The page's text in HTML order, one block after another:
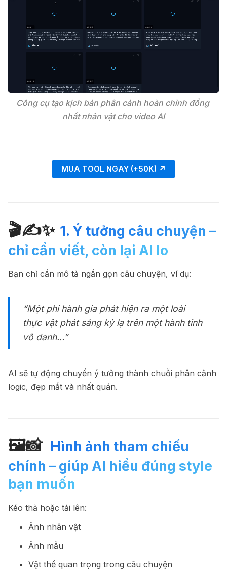
Công cụ tạo kịch bản phân cảnh hoàn chỉnh đồng
nhất nhân vật cho video AI
MUA TOOL NGAY (+50K) ↗
🎬✍✨ 1. Ý tưởng câu chuyện –
chỉ cần viết, còn lại AI lo ️
Bạn chỉ cần mô tả ngắn gọn câu chuyện, ví dụ:
“Một phi hành gia phát hiện ra một loài
thực vật phát sáng kỳ lạ trên một hành tinh
vô danh…”
AI sẽ tự động chuyển ý tưởng thành chuỗi phân cảnh
logic, đẹp mắt và nhất quán.
🖼📸 ️ Hình ảnh tham chiếu
chính – giúp AI hiểu đúng style
bạn muốn
Kéo thả hoặc tải lên:
Ảnh nhân vật
Ảnh mẫu
Vật thể quan trọng trong câu chuyện